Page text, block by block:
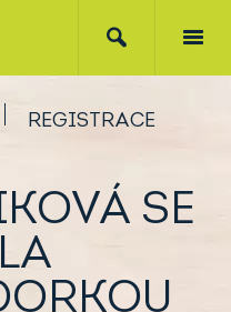
REGISTRACE
SE